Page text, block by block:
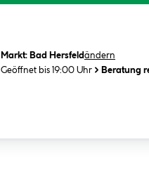
Markt: Bad Hersfeldändern
Geöffnet bis 19:00 Uhr
Beratung